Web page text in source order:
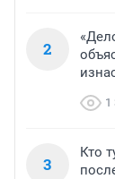
2
1
3
Кто